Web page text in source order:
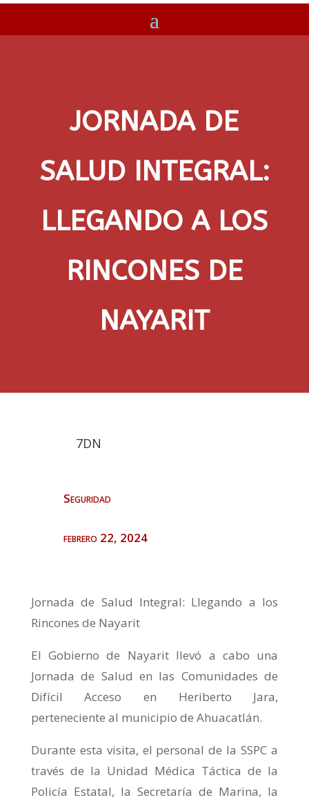
JORNADA DE
SALUD INTEGRAL:
LLEGANDO A LOS
RINCONES DE
NAYARIT
7DN
Seguridad
febrero 22, 2024
Jornada de Salud Integral: Llegando a los
Rincones de Nayarit
El Gobierno de Nayarit llevó a cabo una
Jornada de Salud en las Comunidades de
Difícil Acceso en Heriberto Jara,
perteneciente al municipio de Ahuacatlán.
Durante esta visita, el personal de la SSPC a
través de la Unidad Médica Táctica de la
Policía Estatal, la Secretaría de Marina, la